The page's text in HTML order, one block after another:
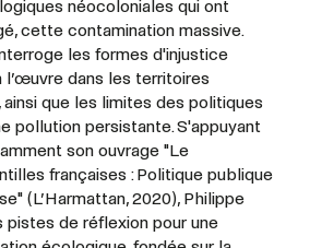
néocoloniales qui ont
cette contamination massive.
les formes d'injustice
l’œuvre dans les territoires
ainsi que les limites des politiques
pollution persistante. S'appuyant
son ouvrage "Le
françaises : Politique publique
(L’Harmattan, 2020), Philippe
pistes de réflexion pour une